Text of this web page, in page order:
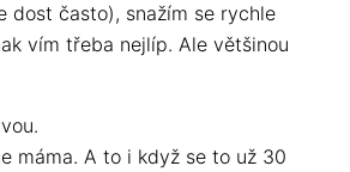
dost často), snažím se rychle
vím třeba nejlíp. Ale většinou
máma. A to i když se to už 30